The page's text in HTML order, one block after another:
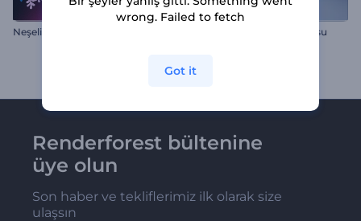
Neşeli Noel Giriş Videosu Noel Kar Küresi Giriş Videosu
Renderforest bültenine
üye olun
Son haber ve tekliflerimiz ilk olarak size
ulaşsın
wrong. Failed to fetch
Got it